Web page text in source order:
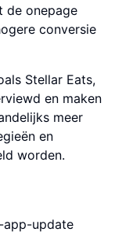
de onepage
conversie
Stellar Eats,
en maken
meer
en
worden.